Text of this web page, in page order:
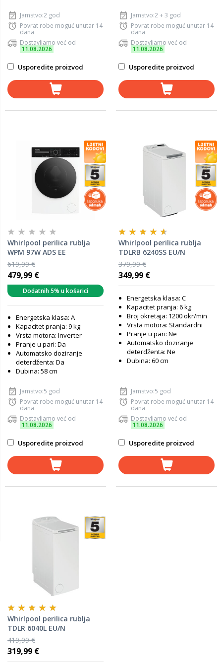
Jamstvo:2 god
Povrat robe moguć unutar 14
dana
Dostavljamo već od
11.08.2026
Usporedite proizvod
Jamstvo:2 + 3 god
Povrat robe moguć unutar 14
dana
Dostavljamo već od
11.08.2026
Usporedite proizvod
Whirlpool perilica rublja
WPM 97W ADS EE
619,99 €
479,99 €
Dodatnih 5% u košarici
Energetska klasa: A
Kapacitet pranja: 9 kg
Vrsta motora: Inverter
Pranje u pari: Da
Automatsko doziranje
deterdženta: Da
Dubina: 58 cm
Jamstvo:5 god
Povrat robe moguć unutar 14
dana
Dostavljamo već od
11.08.2026
Usporedite proizvod
Whirlpool perilica rublja
TDLRB 6240SS EU/N
379,99 €
349,99 €
Energetska klasa: C
Kapacitet pranja: 6 kg
Broj okretaja: 1200 okr/min
Vrsta motora: Standardni
Pranje u pari: Ne
Automatsko doziranje
deterdženta: Ne
Dubina: 60 cm
Jamstvo:5 god
Povrat robe moguć unutar 14
dana
Dostavljamo već od
11.08.2026
Usporedite proizvod
Whirlpool perilica rublja
TDLR 6040L EU/N
419,99 €
319,99 €